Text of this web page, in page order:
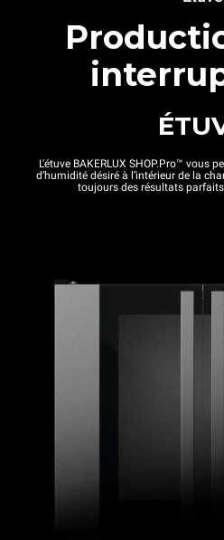
L'étuve BAKERLUX SHOP.Pro™ vous
d’humidité désiré à l’intérieur de la
toujours des résultats